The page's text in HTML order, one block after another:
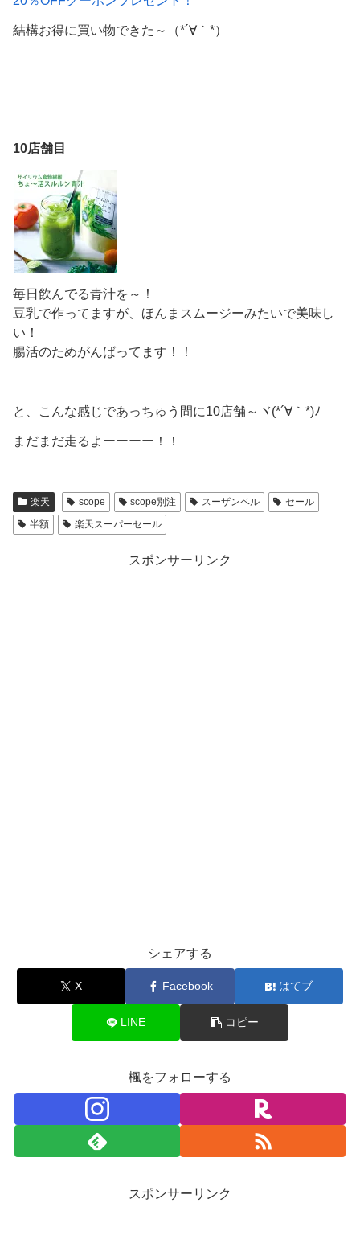
結構お得に買い物できた～（*´∀｀*）
10店舗目
毎日飲んでる青汁を～！
豆乳で作ってますが、ほんまスムージーみたいで美味し
い！
腸活のためがんばってます！！
と、こんな感じであっちゅう間に10店舗～ヾ(*´∀｀*)ﾉ
まだまだ走るよーーーー！！
楽天 scope scope別注 スーザンベル
セール
半額
楽天スーパーセール
スポンサーリンク
シェアする
X Facebook はてブ
LINE コピー
楓をフォローする
スポンサーリンク